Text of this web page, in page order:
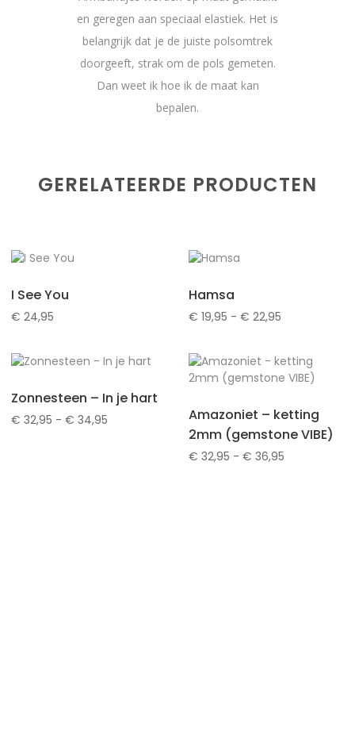
en geregen aan speciaal elastiek. Het is
belangrijk dat je de juiste polsomtrek
doorgeeft, strak om de pols gemeten.
Dan weet ik hoe ik de maat kan
bepalen.
GERELATEERDE PRODUCTEN
I See You
€ 24,95
Hamsa
€ 19,95 - € 22,95
€ 22,95
Zonnesteen – In je hart
€ 32,95 - € 34,95
Amazoniet – ketting
2mm (gemstone VIBE)
€ 32,95 - € 36,95